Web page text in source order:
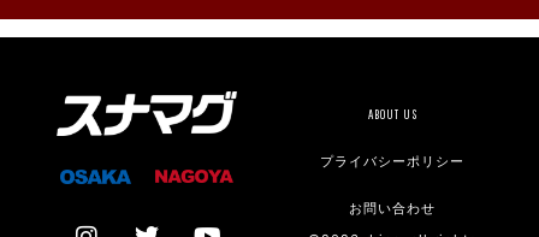
ABOUT US
プライバシーポリシー
お問い合わせ